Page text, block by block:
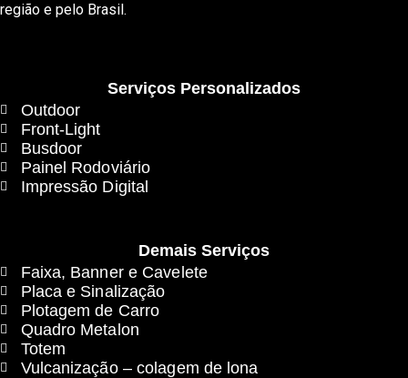
região e pelo Brasil.
Serviços Personalizados
Outdoor
Front-Light
Busdoor
Painel Rodoviário
Impressão Digital
Demais Serviços
Faixa, Banner e Cavelete
Placa e Sinalização
Plotagem de Carro
Quadro Metalon
Totem
Vulcanização – colagem de lona